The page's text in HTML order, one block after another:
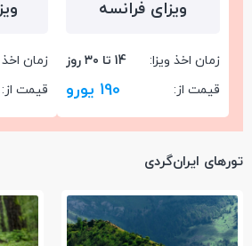
ویزای فرانسه
زمان اخذ ویزا:
14 تا ۳۰ روز
قیمت از:
190 یورو
زمان اخذ
قیمت از:
تورهای ایران‌گردی